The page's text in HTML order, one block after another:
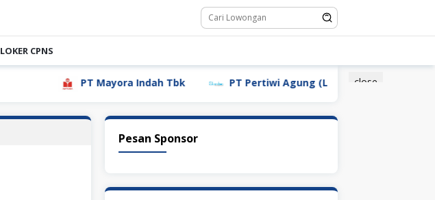
LOKER CPNS
close
PT Mayora Indah Tbk PT Pertiwi Agung (Landson) PT
Pesan Sponsor